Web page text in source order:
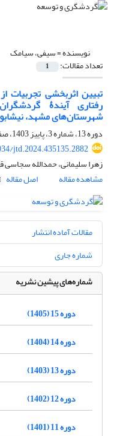
نویسنده =سیفی، سیامک
تعداد مقالات: 1
تبیین اثربخشی تجربیات
رفتاری آیندۀ
شهرستان‌های مشهد،
دوره 13، شماره 3، پاییز 1403، صفحه
jtd.2024.435135.2882
زهرا سلیمانی، حمدالله
مشاهده مقاله
اصل مقاله
مقالات آماده انتشار
شماره جاری
شماره‌های پیشین نشریه
دوره 15 (1405)
دوره 14 (1404)
دوره 13 (1403)
دوره 12 (1402)
دوره 11 (1401)